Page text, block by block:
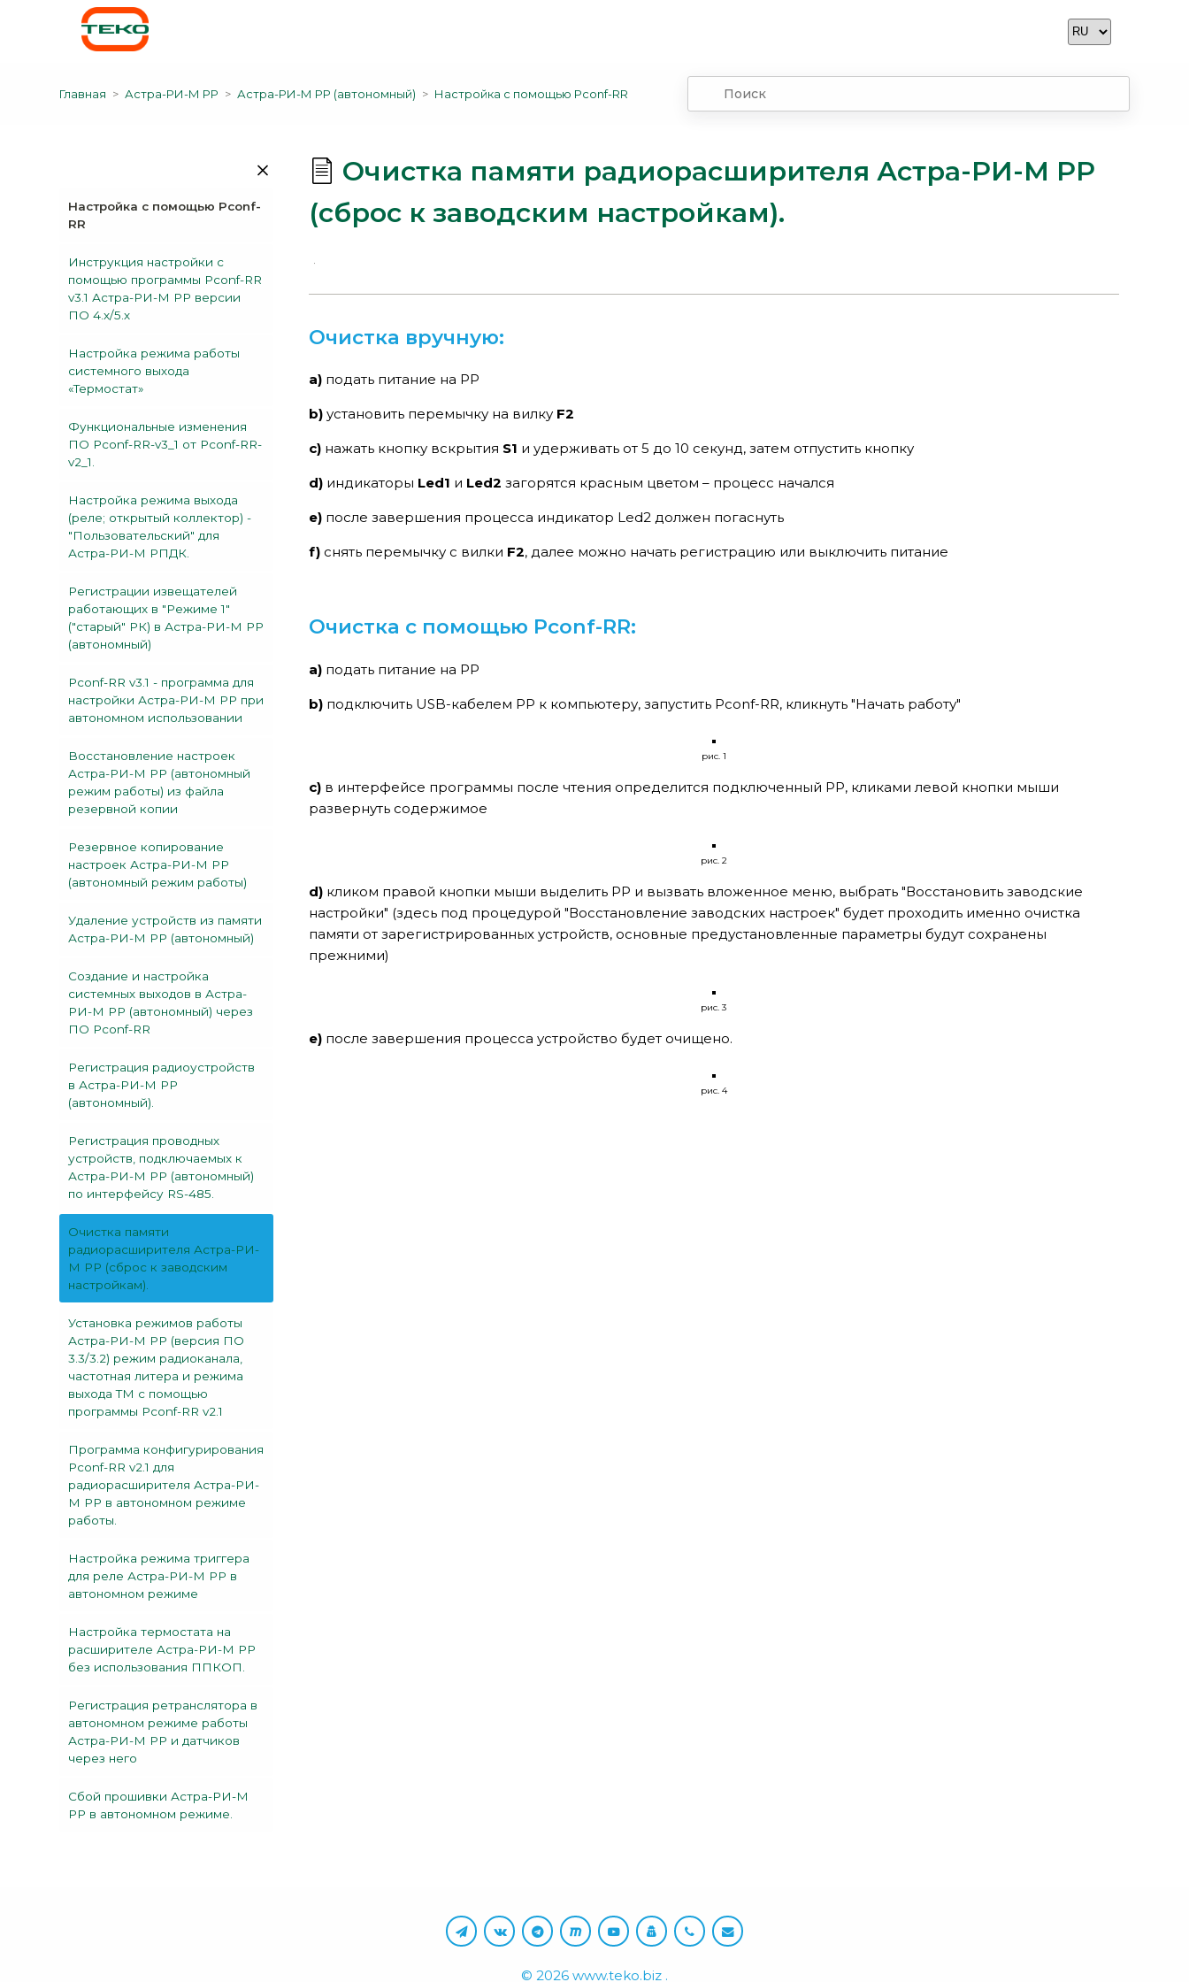
Главная Астра-РИ-М РР Астра-РИ-М РР (автономный) Настройка с помощью Pconf-RR
Настройка с помощью Pconf-
RR
Инструкция настройки с
помощью программы Pconf-RR
v3.1 Астра-РИ-М РР версии
ПО 4.х/5.х
Настройка режима работы
системного выхода
«Термостат»
Функциональные изменения
ПО Pconf-RR-v3_1 от Pconf-RR-
v2_1.
Настройка режима выхода
(реле; открытый коллектор) -
"Пользовательский" для
Астра-РИ-М РПДК.
Регистрации извещателей
работающих в "Режиме 1"
("старый" РК) в Астра-РИ-М РР
(автономный)
Pconf-RR v3.1 - программа для
настройки Астра-РИ-М РР при
автономном использовании
Восстановление настроек
Астра-РИ-М РР (автономный
режим работы) из файла
резервной копии
Резервное копирование
настроек Астра-РИ-М РР
(автономный режим работы)
Удаление устройств из памяти
Астра-РИ-М РР (автономный)
Создание и настройка
системных выходов в Астра-
РИ-М РР (автономный) через
ПО Pconf-RR
Регистрация радиоустройств
в Астра-РИ-М РР
(автономный).
Регистрация проводных
устройств, подключаемых к
Астра-РИ-М РР (автономный)
по интерфейсу RS-485.
Очистка памяти
радиорасширителя Астра-РИ-
М РР (сброс к заводским
настройкам).
Установка режимов работы
Астра-РИ-М РР (версия ПО
3.3/3.2) режим радиоканала,
частотная литера и режима
выхода ТМ с помощью
программы Pconf-RR v2.1
Программа конфигурирования
Pconf-RR v2.1 для
радиорасширителя Астра-РИ-
М РР в автономном режиме
работы.
Настройка режима триггера
для реле Астра-РИ-М РР в
автономном режиме
Настройка термостата на
расширителе Астра-РИ-М РР
без использования ППКОП.
Регистрация ретранслятора в
автономном режиме работы
Астра-РИ-М РР и датчиков
через него
Сбой прошивки Астра-РИ-М
РР в автономном режиме.
Очистка памяти радиорасширителя Астра-РИ-М РР
(сброс к заводским настройкам).
Очистка вручную:
a) подать питание на РР
b)установить перемычку на вилку F2
c) нажать кнопку вскрытия S1 и удерживать от 5 до 10 секунд, затем отпустить кнопку
d) индикаторы Led1 и Led2 загорятся красным цветом – процесс начался
e) после завершения процесса индикатор Led2 должен погаснуть
f) снять перемычку с вилки F2, далее можно начать регистрацию или выключить питание
Очистка с помощью Pconf-RR:
a) подать питание на РР
b) подключить USB-кабелем РР к компьютеру, запустить Pconf-RR, кликнуть "Начать работу"
рис. 1
c) в интерфейсе программы после чтения определится подключенный РР, кликами левой кнопки мыши
развернуть содержимое
рис. 2
d) кликом правой кнопки мыши выделить РР и вызвать вложенное меню, выбрать "Восстановить заводские
настройки" (здесь под процедурой "Восстановление заводских настроек" будет проходить именно очистка
памяти от зарегистрированных устройств, основные предустановленные параметры будут сохранены
прежними)
рис. 3
e) после завершения процесса устройство будет очищено.
рис. 4
© 2026 www.teko.biz .